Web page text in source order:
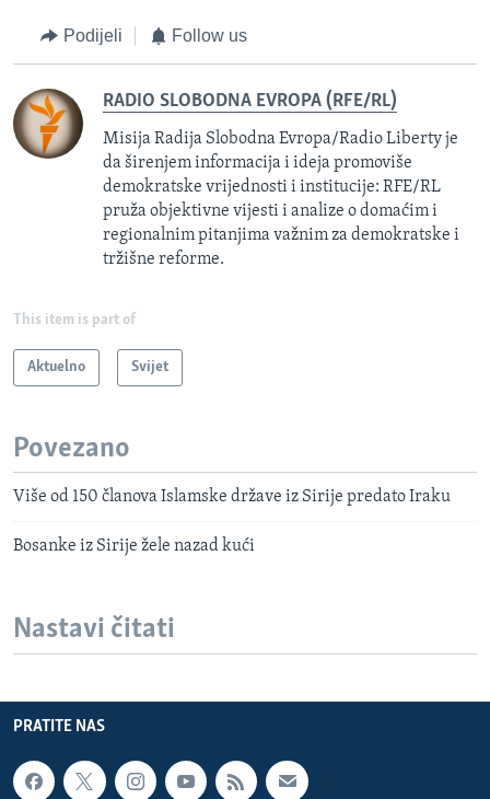
Podijeli Follow us
RADIO SLOBODNA EVROPA (RFE/RL)
Misija Radija Slobodna Evropa/Radio Liberty je
da širenjem informacija i ideja promoviše
demokratske vrijednosti i institucije: RFE/RL
pruža objektivne vijesti i analize o domaćim i
regionalnim pitanjima važnim za demokratske i
tržišne reforme.
This item is part of
Aktuelno Svijet
Povezano
Više od 150 članova Islamske države iz Sirije predato Iraku
Bosanke iz Sirije žele nazad kući
Nastavi čitati
PRATITE NAS